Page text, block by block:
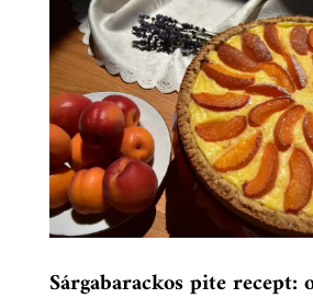
Sárgabarackos pite recept: